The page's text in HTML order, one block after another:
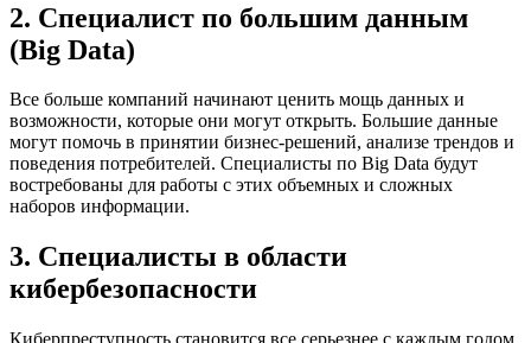
2. Специалист по большим данным
(Big Data)
Все больше компаний начинают ценить мощь данных и
возможности, которые они могут открыть. Большие данные
могут помочь в принятии бизнес-решений, анализе трендов и
поведения потребителей. Специалисты по Big Data будут
востребованы для работы с этих объемных и сложных
наборов информации.
3. Специалисты в области
кибербезопасности